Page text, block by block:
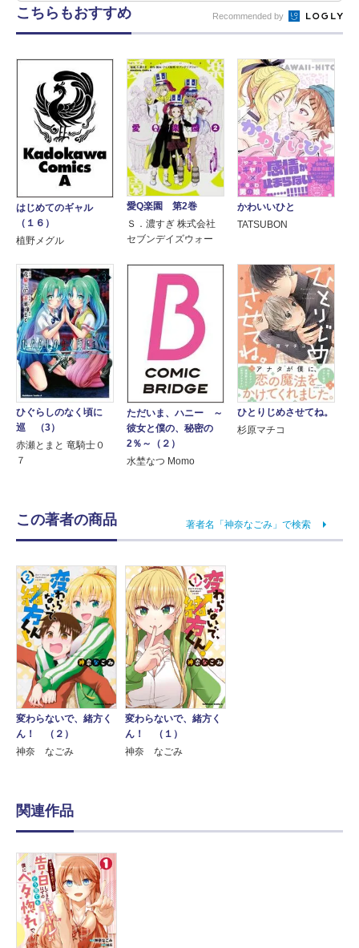
こちらもおすすめ Recommended by
はじめてのギャル
（１６）
植野メグル
愛Q楽園 第2巻
Ｓ．濃すぎ 株式会社
セブンデイズウォー
かわいいひと
TATSUBON
ひぐらしのなく頃に
巡 （3）
赤瀬とまと 竜騎士０
７
ただいま、ハニー ～
彼女と僕の、秘密の
2％～（２）
水埜なつ Momo
ひとりじめさせてね。
杉原マチコ
この著者の商品 著者名「神奈なごみ」で検索
変わらないで、緒方く
ん！ （２）
神奈 なごみ
変わらないで、緒方く
ん！ （１）
神奈 なごみ
関連作品